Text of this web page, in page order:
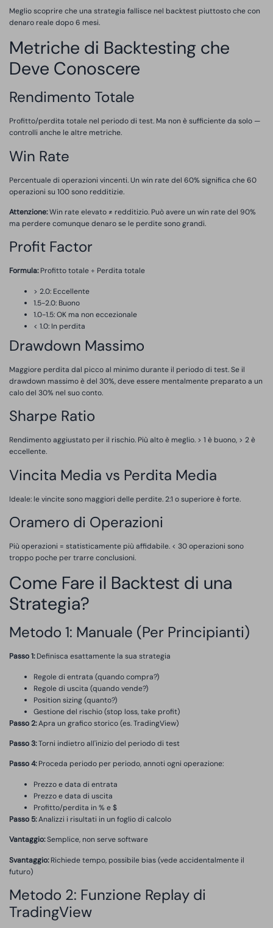
Meglio scoprire che una strategia fallisce nel backtest piuttosto che con
denaro reale dopo 6 mesi.
Metriche di Backtesting che
Deve Conoscere
Rendimento Totale
Profitto/perdita totale nel periodo di test. Ma non è sufficiente da solo —
controlli anche le altre metriche.
Win Rate
Percentuale di operazioni vincenti. Un win rate del 60% significa che 60
operazioni su 100 sono redditizie.
Attenzione:Win rate elevato ≠ redditizio. Può avere un win rate del 90%
ma perdere comunque denaro se le perdite sono grandi.
Profit Factor
Formula:Profitto totale ÷ Perdita totale
> 2.0: Eccellente
1.5-2.0: Buono
1.0-1.5: OK ma non eccezionale
< 1.0: In perdita
Drawdown Massimo
Maggiore perdita dal picco al minimo durante il periodo di test. Se il
drawdown massimo è del 30%, deve essere mentalmente preparato a un
calo del 30% nel suo conto.
Sharpe Ratio
Rendimento aggiustato per il rischio. Più alto è meglio. > 1 è buono, > 2 è
eccellente.
Vincita Media vs Perdita Media
Ideale: le vincite sono maggiori delle perdite. 2:1 o superiore è forte.
Oramero di Operazioni
Più operazioni = statisticamente più affidabile. < 30 operazioni sono
troppo poche per trarre conclusioni.
Come Fare il Backtest di una
Strategia?
Metodo 1: Manuale (Per Principianti)
Passo 1:Definisca esattamente la sua strategia
Regole di entrata (quando compra?)
Regole di uscita (quando vende?)
Position sizing (quanto?)
Gestione del rischio (stop loss, take profit)
Passo 2:Apra un grafico storico (es. TradingView)
Passo 3:Torni indietro all'inizio del periodo di test
Passo 4:Proceda periodo per periodo, annoti ogni operazione:
Prezzo e data di entrata
Prezzo e data di uscita
Profitto/perdita in % e $
Passo 5:Analizzi i risultati in un foglio di calcolo
Vantaggio:Semplice, non serve software
Svantaggio:Richiede tempo, possibile bias (vede accidentalmente il
futuro)
Metodo 2: Funzione Replay di
TradingView